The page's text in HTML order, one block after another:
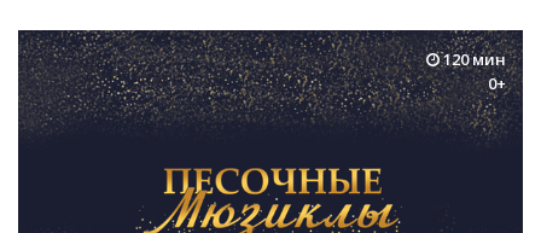
120 мин
0+